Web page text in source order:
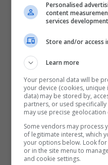
Personalised
content
services development
Store and/or access
Learn more
Your personal data will be
your device (cookies,
data) may be stored by,
partners, or used
may use precise geolocation
Some vendors may process
of legitimate interest, which
your options below. Look
or in the site menu to
and cookie settings.